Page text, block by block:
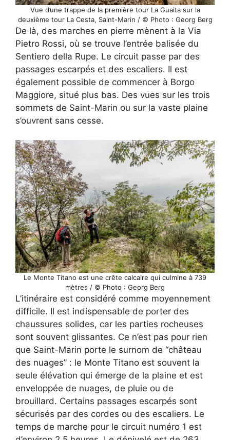
Vue d’une trappe de la première tour La Guaita sur la
deuxième tour La Cesta, Saint-Marin / © Photo : Georg Berg
De là, des marches en pierre mènent à la Via
Pietro Rossi, où se trouve l’entrée balisée du
Sentiero della Rupe. Le circuit passe par des
passages escarpés et des escaliers. Il est
également possible de commencer à Borgo
Maggiore, situé plus bas. Des vues sur les trois
sommets de Saint-Marin ou sur la vaste plaine
s’ouvrent sans cesse.
Le Monte Titano est une crête calcaire qui culmine à 739
mètres / © Photo : Georg Berg
L’itinéraire est considéré comme moyennement
difficile. Il est indispensable de porter des
chaussures solides, car les parties rocheuses
sont souvent glissantes. Ce n’est pas pour rien
que Saint-Marin porte le surnom de “château
des nuages” : le Monte Titano est souvent la
seule élévation qui émerge de la plaine et est
enveloppée de nuages, de pluie ou de
brouillard. Certains passages escarpés sont
sécurisés par des cordes ou des escaliers. Le
temps de marche pour le circuit numéro 1 est